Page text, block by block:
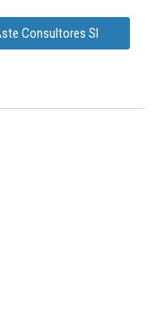
Consultores Sl